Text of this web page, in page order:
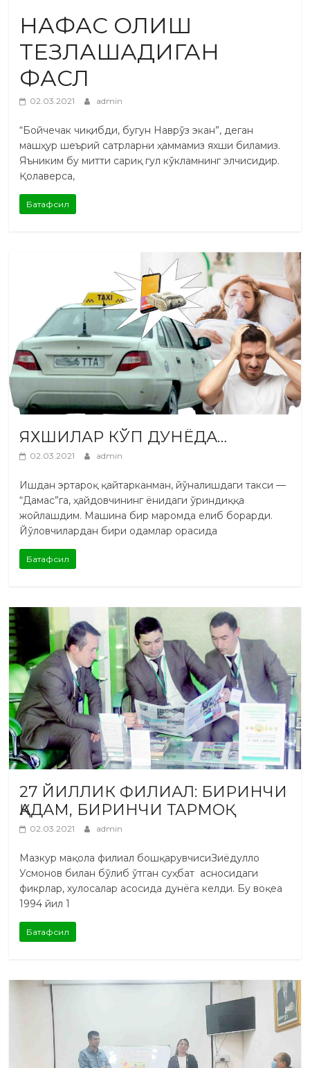
НАФАС ОЛИШ
ТЕЗЛАШАДИГАН
ФАСЛ
02.03.2021 admin
“Бойчечак чиқибди, бугун Наврўз экан”, деган
машҳур шеърий сатрларни ҳаммамиз яхши биламиз.
Яъниким бу митти сариқ гул кўкламнинг элчисидир.
Қолаверса,
Батафсил
ЯХШИЛАР КЎП ДУНЁДА…
02.03.2021 admin
Ишдан эртароқ қайтарканман, йўналишдаги такси —
“Дамас”га, ҳайдовчининг ёнидаги ўриндиққа
жойлашдим. Машина бир маромда елиб борарди.
Йўловчилардан бири одамлар орасида
Батафсил
27 ЙИЛЛИК ФИЛИАЛ: БИРИНЧИ
ҚАДАМ, БИРИНЧИ ТАРМОҚ
02.03.2021 admin
Мазкур мақола филиал бошқарувчисиЗиёдулло
Усмонов билан бўлиб ўтган суҳбат асносидаги
фикрлар, хулосалар асосида дунёга келди. Бу воқеа
1994 йил 1
Батафсил